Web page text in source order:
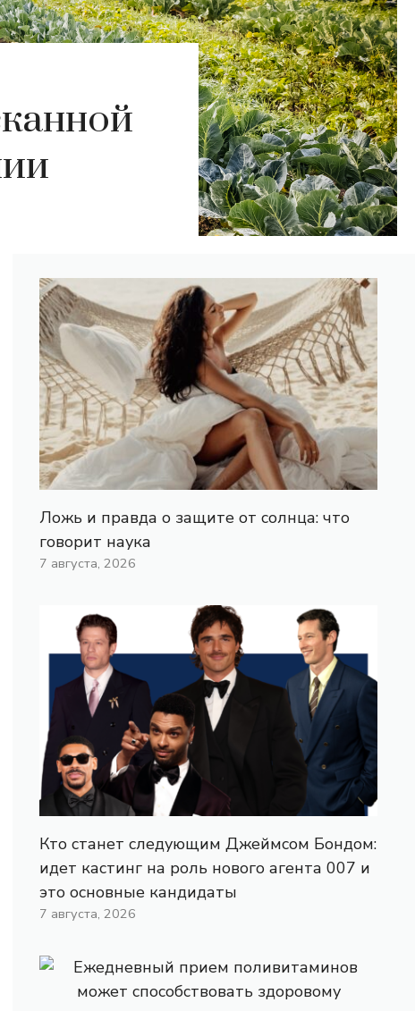
Ложь и правда о защите от солнца: что
говорит наука
7 августа, 2026
Кто станет следующим Джеймсом Бондом:
идет кастинг на роль нового агента 007 и
это основные кандидаты
7 августа, 2026